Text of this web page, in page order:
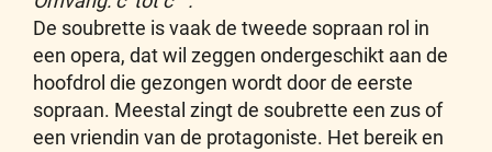
De soubrette is vaak de tweede sopraan rol in
een opera, dat wil zeggen ondergeschikt aan de
hoofdrol die gezongen wordt door de eerste
sopraan. Meestal zingt de soubrette een zus of
een vriendin van de protagoniste. Het bereik en